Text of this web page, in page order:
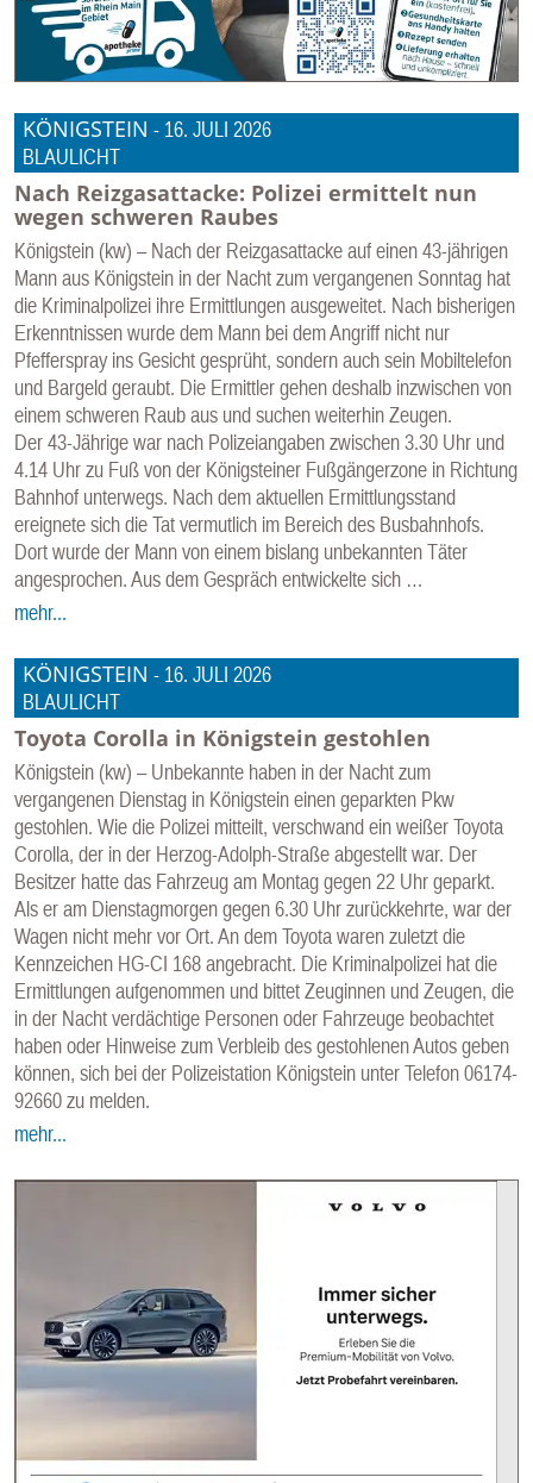
KÖNIGSTEIN - 16. JULI 2026
BLAULICHT
Nach Reizgasattacke: Polizei ermittelt nun
wegen schweren Raubes
Königstein (kw) – Nach der Reizgasattacke auf einen 43-jährigen
Mann aus Königstein in der Nacht zum vergangenen Sonntag hat
die Kriminalpolizei ihre Ermittlungen ausgeweitet. Nach bisherigen
Erkenntnissen wurde dem Mann bei dem Angriff nicht nur
Pfefferspray ins Gesicht gesprüht, sondern auch sein Mobiltelefon
und Bargeld geraubt. Die Ermittler gehen deshalb inzwischen von
einem schweren Raub aus und suchen weiterhin Zeugen.
Der 43-Jährige war nach Polizeiangaben zwischen 3.30 Uhr und
4.14 Uhr zu Fuß von der Königsteiner Fußgängerzone in Richtung
Bahnhof unterwegs. Nach dem aktuellen Ermittlungsstand
ereignete sich die Tat vermutlich im Bereich des Busbahnhofs.
Dort wurde der Mann von einem bislang unbekannten Täter
angesprochen. Aus dem Gespräch entwickelte sich …
mehr...
KÖNIGSTEIN - 16. JULI 2026
BLAULICHT
Toyota Corolla in Königstein gestohlen
Königstein (kw) – Unbekannte haben in der Nacht zum
vergangenen Dienstag in Königstein einen geparkten Pkw
gestohlen. Wie die Polizei mitteilt, verschwand ein weißer Toyota
Corolla, der in der Herzog-Adolph-Straße abgestellt war. Der
Besitzer hatte das Fahrzeug am Montag gegen 22 Uhr geparkt.
Als er am Dienstagmorgen gegen 6.30 Uhr zurückkehrte, war der
Wagen nicht mehr vor Ort. An dem Toyota waren zuletzt die
Kennzeichen HG-CI 168 angebracht. Die Kriminalpolizei hat die
Ermittlungen aufgenommen und bittet Zeuginnen und Zeugen, die
in der Nacht verdächtige Personen oder Fahrzeuge beobachtet
haben oder Hinweise zum Verbleib des gestohlenen Autos geben
können, sich bei der Polizeistation Königstein unter Telefon 06174-
92660 zu melden.
mehr...